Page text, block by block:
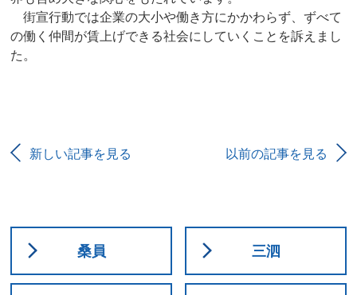
街宣行動では企業の大小や働き方にかかわらず、ずべて
の働く仲間が賃上げできる社会にしていくことを訴えまし
た。
新しい記事を見る 以前の記事を見る
桑員 三泗